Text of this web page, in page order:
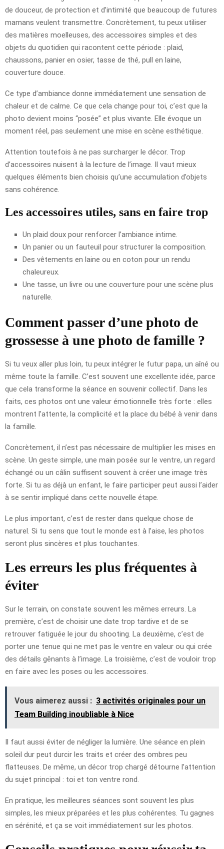
de douceur, de protection et d’intimité que beaucoup de futures
mamans veulent transmettre. Concrètement, tu peux utiliser
des matières moelleuses, des accessoires simples et des
objets du quotidien qui racontent cette période : plaid,
chaussons, panier en osier, tasse de thé, pull en laine,
couverture douce.
Ce type d’ambiance donne immédiatement une sensation de
chaleur et de calme. Ce que cela change pour toi, c’est que la
photo devient moins “posée” et plus vivante. Elle évoque un
moment réel, pas seulement une mise en scène esthétique.
Attention toutefois à ne pas surcharger le décor. Trop
d’accessoires nuisent à la lecture de l’image. Il vaut mieux
quelques éléments bien choisis qu’une accumulation d’objets
sans cohérence.
Les accessoires utiles, sans en faire trop
Un plaid doux pour renforcer l’ambiance intime.
Un panier ou un fauteuil pour structurer la composition.
Des vêtements en laine ou en coton pour un rendu
chaleureux.
Une tasse, un livre ou une couverture pour une scène plus
naturelle.
Comment passer d’une photo de
grossesse à une photo de famille ?
Si tu veux aller plus loin, tu peux intégrer le futur papa, un aîné ou
même toute la famille. C’est souvent une excellente idée, parce
que cela transforme la séance en souvenir collectif. Dans les
faits, ces photos ont une valeur émotionnelle très forte : elles
montrent l’attente, la complicité et la place du bébé à venir dans
la famille.
Concrètement, il n’est pas nécessaire de multiplier les mises en
scène. Un geste simple, une main posée sur le ventre, un regard
échangé ou un câlin suffisent souvent à créer une image très
forte. Si tu as déjà un enfant, le faire participer peut aussi l’aider
à se sentir impliqué dans cette nouvelle étape.
Le plus important, c’est de rester dans quelque chose de
naturel. Si tu sens que tout le monde est à l’aise, les photos
seront plus sincères et plus touchantes.
Les erreurs les plus fréquentes à
éviter
Sur le terrain, on constate souvent les mêmes erreurs. La
première, c’est de choisir une date trop tardive et de se
retrouver fatiguée le jour du shooting. La deuxième, c’est de
porter une tenue qui ne met pas le ventre en valeur ou qui crée
des détails gênants à l’image. La troisième, c’est de vouloir trop
en faire avec les poses ou les accessoires.
Vous aimerez aussi : 3 activités originales pour un
Team Building inoubliable à Nice
Il faut aussi éviter de négliger la lumière. Une séance en plein
soleil dur peut durcir les traits et créer des ombres peu
flatteuses. De même, un décor trop chargé détourne l’attention
du sujet principal : toi et ton ventre rond.
En pratique, les meilleures séances sont souvent les plus
simples, les mieux préparées et les plus cohérentes. Tu gagnes
en sérénité, et ça se voit immédiatement sur les photos.